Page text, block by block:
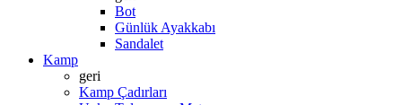
Bot
Günlük Ayakkabı
Sandalet
Kamp
geri
Kamp Çadırları